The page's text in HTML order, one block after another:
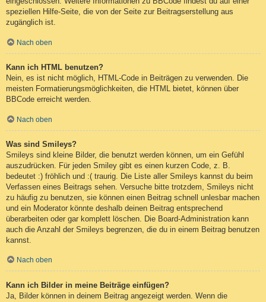
speziellen Hilfe-Seite, die von der Seite zur Beitragserstellung aus
zugänglich ist.
Nach oben
Kann ich HTML benutzen?
Nein, es ist nicht möglich, HTML-Code in Beiträgen zu verwenden. Die
meisten Formatierungsmöglichkeiten, die HTML bietet, können über
BBCode erreicht werden.
Nach oben
Was sind Smileys?
Smileys sind kleine Bilder, die benutzt werden können, um ein Gefühl
auszudrücken. Für jeden Smiley gibt es einen kurzen Code, z. B.
bedeutet :) fröhlich und :( traurig. Die Liste aller Smileys kannst du beim
Verfassen eines Beitrags sehen. Versuche bitte trotzdem, Smileys nicht
zu häufig zu benutzen, sie können einen Beitrag schnell unlesbar machen
und ein Moderator könnte deshalb deinen Beitrag entsprechend
überarbeiten oder gar komplett löschen. Die Board-Administration kann
auch die Anzahl der Smileys begrenzen, die du in einem Beitrag benutzen
kannst.
Nach oben
Kann ich Bilder in meine Beiträge einfügen?
Ja, Bilder können in deinem Beitrag angezeigt werden. Wenn die